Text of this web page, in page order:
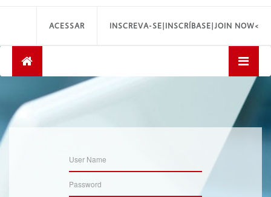
INSCREVA-SE|INSCRÍBASE|JOIN NOW<
ACESSAR